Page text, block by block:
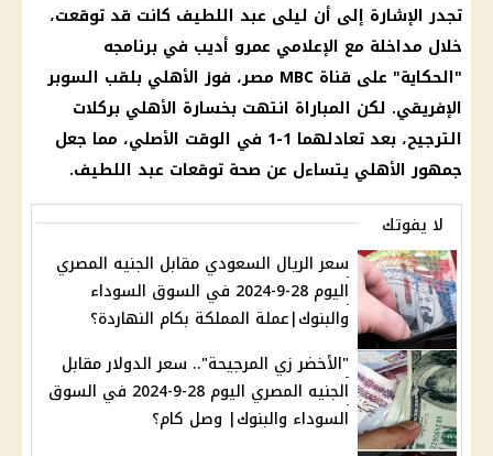
تجدر الإشارة إلى أن ليلى عبد اللطيف كانت قد توقعت،
خلال مداخلة مع الإعلامي عمرو أديب في برنامجه
"الحكاية" على قناة MBC مصر، فوزالأهلي بلقب السوبر
الإفريقي. لكن المباراة انتهت بخسارة الأهلي بركلات
الترجيح، بعد تعادلهما 1-1 في الوقت الأصلي، مما جعل
جمهورالأهلي يتساءل عن صحة توقعات عبد اللطيف.
لا يفوتك
سعر الريال السعودي مقابل الجنيه المصري
اليوم 28-9-2024 في السوق السوداء
والبنوك|عملة المملكة بكام النهاردة؟
"الأخضر زي المرجيحة".. سعر الدولار مقابل
الجنيه المصري اليوم 28-9-2024 في السوق
السوداء والبنوك| وصل كام؟